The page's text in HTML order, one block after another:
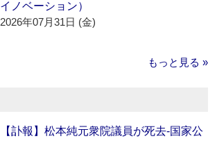
イノベーション）
2026年07月31日 (金)
もっと見る »
【訃報】松本純元衆院議員が死去‐国家公